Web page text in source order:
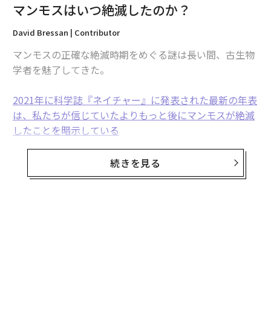
マンモスはいつ絶滅したのか？
David Bressan | Contributor
マンモスの正確な絶滅時期をめぐる謎は長い間、古生物
学者を魅了してきた。
2021年に科学誌『ネイチャー』に発表された最新の年表
は、私たちが信じていたよりもっと後にマンモスが絶滅
したことを暗示している
。国際的な研究チームがマンモスの環境DNAを調べたと
ころ、3900年前にも北米とアジアにマンモスの大規模な
集団が存在したことが示唆された。
続きを見る